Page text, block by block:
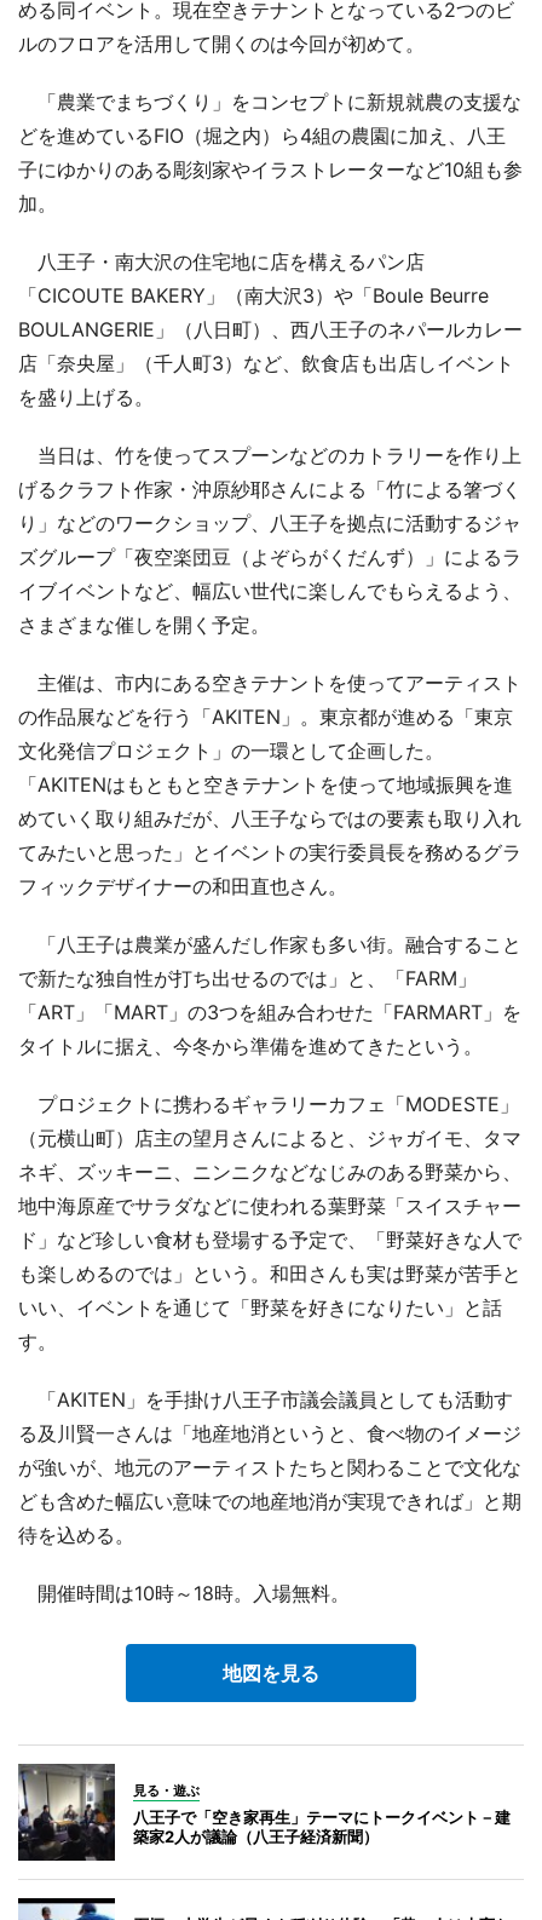
める同イベント。現在空きテナントとなっている2つのビ
ルのフロアを活用して開くのは今回が初めて。
「農業でまちづくり」をコンセプトに新規就農の支援な
どを進めているFIO（堀之内）ら4組の農園に加え、八王
子にゆかりのある彫刻家やイラストレーターなど10組も参
加。
八王子・南大沢の住宅地に店を構えるパン店
「CICOUTE BAKERY」（南大沢3）や「Boule Beurre
BOULANGERIE」（八日町）、西八王子のネパールカレー
店「奈央屋」（千人町3）など、飲食店も出店しイベント
を盛り上げる。
当日は、竹を使ってスプーンなどのカトラリーを作り上
げるクラフト作家・沖原紗耶さんによる「竹による箸づく
り」などのワークショップ、八王子を拠点に活動するジャ
ズグループ「夜空楽団豆（よぞらがくだんず）」によるラ
イブイベントなど、幅広い世代に楽しんでもらえるよう、
さまざまな催しを開く予定。
主催は、市内にある空きテナントを使ってアーティスト
の作品展などを行う「AKITEN」。東京都が進める「東京
文化発信プロジェクト」の一環として企画した。
「AKITENはもともと空きテナントを使って地域振興を進
めていく取り組みだが、八王子ならではの要素も取り入れ
てみたいと思った」とイベントの実行委員長を務めるグラ
フィックデザイナーの和田直也さん。
「八王子は農業が盛んだし作家も多い街。融合すること
で新たな独自性が打ち出せるのでは」と、「FARM」
「ART」「MART」の3つを組み合わせた「FARMART」を
タイトルに据え、今冬から準備を進めてきたという。
プロジェクトに携わるギャラリーカフェ「MODESTE」
（元横山町）店主の望月さんによると、ジャガイモ、タマ
ネギ、ズッキーニ、ニンニクなどなじみのある野菜から、
地中海原産でサラダなどに使われる葉野菜「スイスチャー
ド」など珍しい食材も登場する予定で、「野菜好きな人で
も楽しめるのでは」という。和田さんも実は野菜が苦手と
いい、イベントを通じて「野菜を好きになりたい」と話
す。
「AKITEN」を手掛け八王子市議会議員としても活動す
る及川賢一さんは「地産地消というと、食べ物のイメージ
が強いが、地元のアーティストたちと関わることで文化な
ども含めた幅広い意味での地産地消が実現できれば」と期
待を込める。
開催時間は10時～18時。入場無料。
地図を見る
見る・遊ぶ
八王子で「空き家再生」テーマにトークイベント－建
築家2人が議論（八王子経済新聞）